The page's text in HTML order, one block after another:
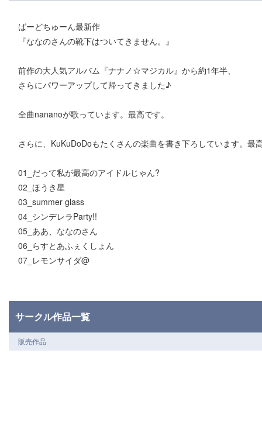
ばーどちゅーん最新作
『ななのさんの靴下はついてきません。』
前作の大人気アルバム『ナナノ☆マジカル』から約1年半、
さらにパワーアップして帰ってきました♪
全曲nananoが歌っています。最高です。
さらに、KuKuDoDoもたくさんの楽曲を書き下ろしています。最
01_だって私が最高のアイドルじゃん?
02_ほうき星
03_summer glass
04_シンデレラParty!!
05_ああ、ななのさん
06_らすとあふぇくしょん
07_レモンサイダ@
サークル作品一覧
販売作品